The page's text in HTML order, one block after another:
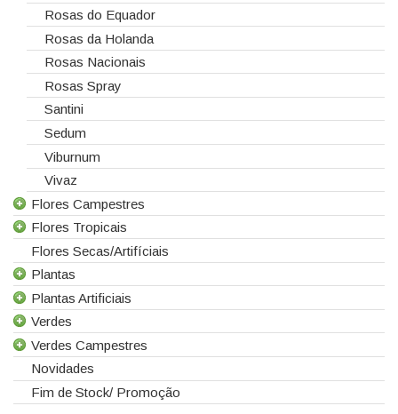
Rosas do Equador
Rosas da Holanda
Rosas Nacionais
Rosas Spray
Santini
Sedum
Viburnum
Vivaz
Flores Campestres
Todas as Flores Campestres
Anigozanthos
Alstroemeria
Alchemilla
Amaranthus
Aster
Astilbe
Astrancia
Flores Tropicais
Todas as Flores Tropicais
Alpinias
Berzelias
Brunias
Curcuma
Gloriosas
Helicónias
Flores Secas/Artifíciais
Plantas
Todas as Plantas
Gerbera de Vaso
Phalaenopsis
Sanseverina
Plantas Artificiais
Todas as Plantas Artificiais
Suculentas Artificiais
Verdes
Todos os Verdes
Asparagus
Aspidistra
Verdes Campestres
Todos os Verdes Campestres
Eucaliptos
Novidades
Fim de Stock/ Promoção